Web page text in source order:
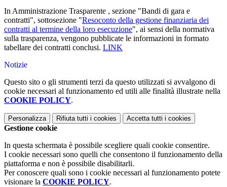
In Amministrazione Trasparente , sezione "Bandi di gara e
contratti", sottosezione "Resoconto della gestione finanziaria dei
contratti al termine della loro esecuzione", ai sensi della normativa
sulla trasparenza, vengono pubblicate le informazioni in formato
tabellare dei contratti conclusi. LINK
Notizie
Questo sito o gli strumenti terzi da questo utilizzati si avvalgono di
cookie necessari al funzionamento ed utili alle finalità illustrate nella
COOKIE POLICY.
Personalizza Rifiuta tutti i cookies Accetta tutti i cookies
Gestione cookie
In questa schermata è possibile scegliere quali cookie consentire.
I cookie necessari sono quelli che consentono il funzionamento della
piattaforma e non è possibile disabilitarli.
Per conoscere quali sono i cookie necessari al funzionamento potete
visionare la COOKIE POLICY.